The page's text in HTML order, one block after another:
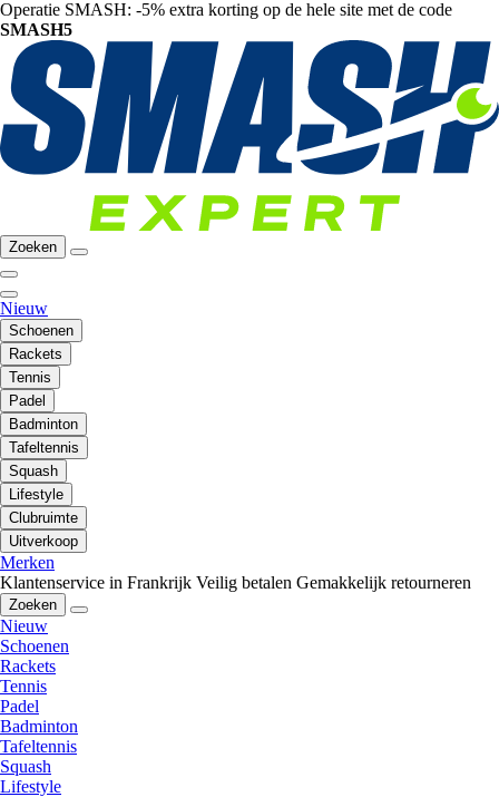
Operatie SMASH: -5% extra korting op de hele site met de code
SMASH5
Zoeken
Nieuw
Schoenen
Rackets
Tennis
Padel
Badminton
Tafeltennis
Squash
Lifestyle
Clubruimte
Uitverkoop
Merken
Klantenservice in Frankrijk Veilig betalen Gemakkelijk retourneren
Zoeken
Nieuw
Schoenen
Rackets
Tennis
Padel
Badminton
Tafeltennis
Squash
Lifestyle